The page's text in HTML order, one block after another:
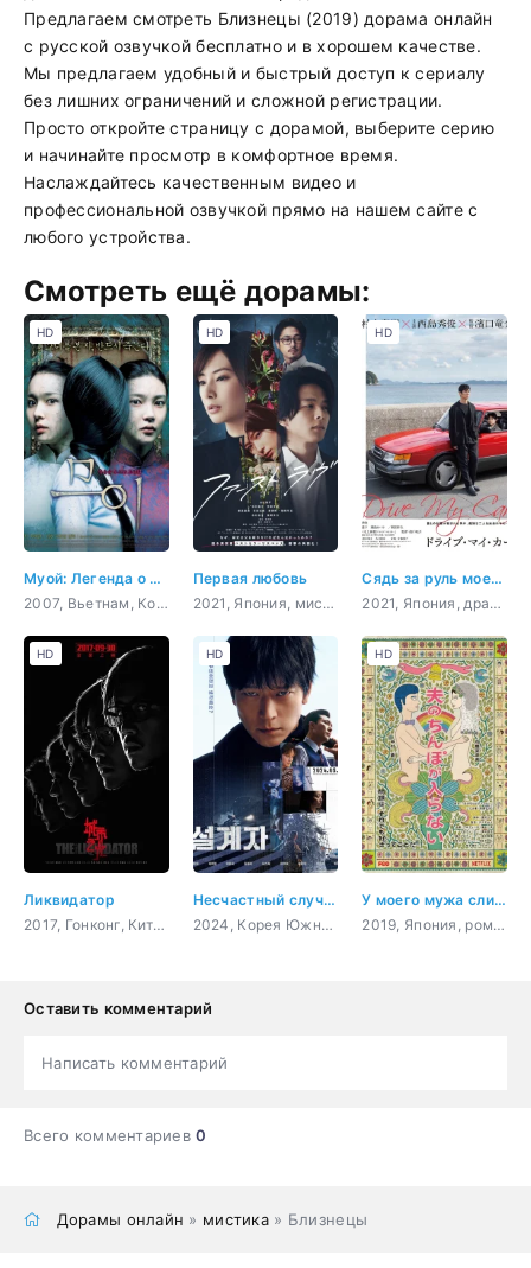
Предлагаем смотреть Близнецы (2019) дорама онлайн
с русской озвучкой бесплатно и в хорошем качестве.
Мы предлагаем удобный и быстрый доступ к сериалу
без лишних ограничений и сложной регистрации.
Просто откройте страницу с дорамой, выберите серию
и начинайте просмотр в комфортное время.
Наслаждайтесь качественным видео и
профессиональной озвучкой прямо на нашем сайте с
любого устройства.
Смотреть ещё дорамы:
Муой: Легенда о портрете
2007, Вьетнам, Корея Южная, ужасы, драма, сверхъестественное
HD
Первая любовь
2021, Япония, мистика, психология, криминал, драма
HD
Сядь за руль моей машины
2021, Япония, драма
HD
Ликвидатор
2017, Гонконг, Китай, триллер, мистика, драма
HD
Несчастный случай
2024, Корея Южная, триллер, мистика, криминал
HD
У моего мужа слишком большой
2019, Япония, романтика, повседневность, драма
HD
Оставить комментарий
Написать комментарий
Всего комментариев0
Дорамы онлайн » мистика » Близнецы